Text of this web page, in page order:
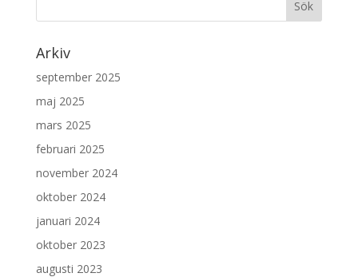
Arkiv
september 2025
maj 2025
mars 2025
februari 2025
november 2024
oktober 2024
januari 2024
oktober 2023
augusti 2023